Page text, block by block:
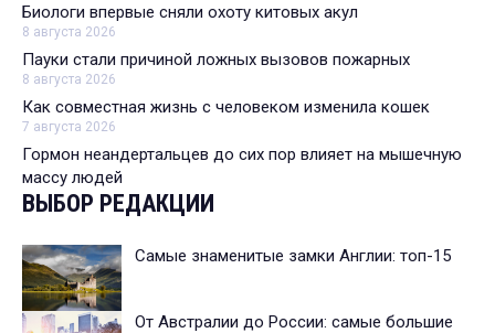
Биологи впервые сняли охоту китовых акул
8 августа 2026
Пауки стали причиной ложных вызовов пожарных
8 августа 2026
Как совместная жизнь с человеком изменила кошек
7 августа 2026
Гормон неандертальцев до сих пор влияет на мышечную
массу людей
ВЫБОР РЕДАКЦИИ
Самые знаменитые замки Англии: топ-15
От Австралии до России: самые большие